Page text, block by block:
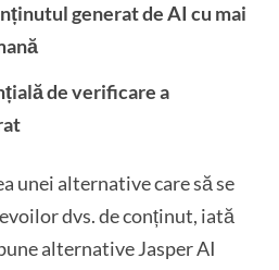
generat de AI cu mai
de verificare a
unei alternative care să se
dvs. de conținut, iată
alternative Jasper AI